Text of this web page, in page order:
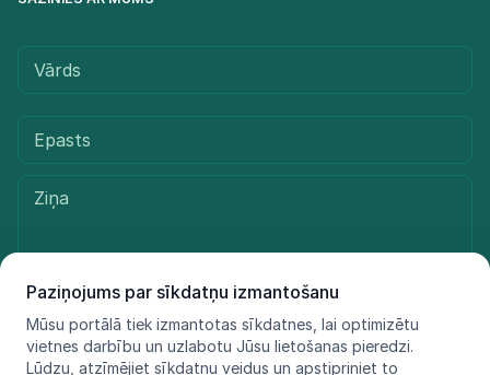
Paziņojums par sīkdatņu izmantošanu
Mūsu portālā tiek izmantotas sīkdatnes, lai optimizētu
vietnes darbību un uzlabotu Jūsu lietošanas pieredzi.
Lūdzu, atzīmējiet sīkdatņu veidus un apstipriniet to
Sūtīt ziņu